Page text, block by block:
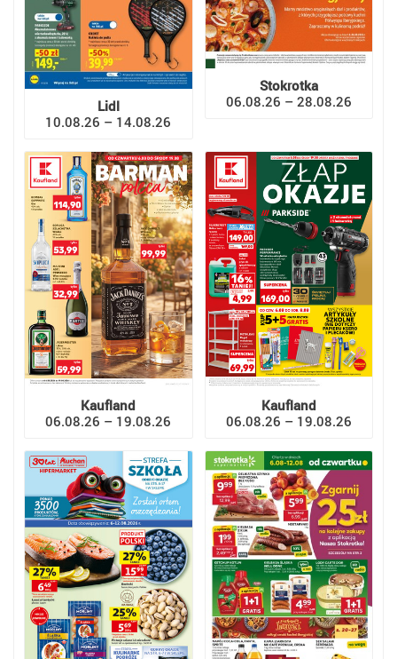
Lidl
10.08.26 – 14.08.26
Stokrotka
06.08.26 – 28.08.26
Kaufland
06.08.26 – 19.08.26
Kaufland
06.08.26 – 19.08.26